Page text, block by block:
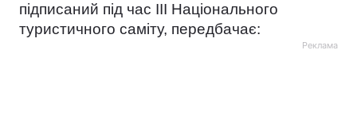
підписаний під час ІІІ Національного
туристичного саміту, передбачає:
Реклама